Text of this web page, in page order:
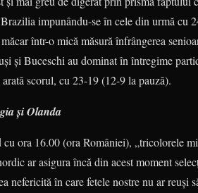
im­pu­nându-se în cele din urmă cu
într-o mică măsură în­frân­gerea
şi Bu­ceschi au dominat în întregime
scorul, cu 23-19 (12-9 la pauză).
şi Olanda
cu ora 16.00 (ora României), „tricolorele
ar asigura încă din acest moment
nefericită în care fetele nostre nu ar